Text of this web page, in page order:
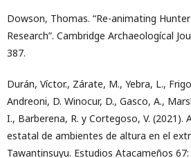
Dowson, Thomas. “Re-animating
Research”. Cambridge Archaeologícal
387.
Durán, Víctor., Zárate, M., Yebra, L.,
Andreoni, D. Winocur, D., Gasco, A.,
I., Barberena, R. y Cortegoso, V. (2021).
estatal de ambientes de altura en el
Tawantinsuyu. Estudios Atacameños 67: